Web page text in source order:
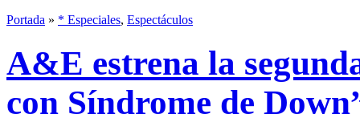
Portada » * Especiales, Espectáculos
A&E estrena la
con Síndrome de